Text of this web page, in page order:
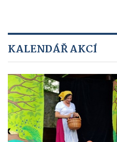
KALENDÁŘ AKCÍ